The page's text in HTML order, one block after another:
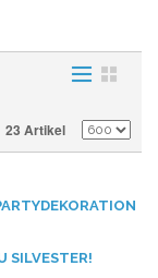
23 Artikel
SILVESTER!